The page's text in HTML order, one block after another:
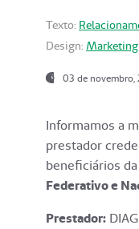
Texto:
Design: Marketing
03 de novembro,
Informamos a
prestador
beneficiários da
Federativo e
Prestador: